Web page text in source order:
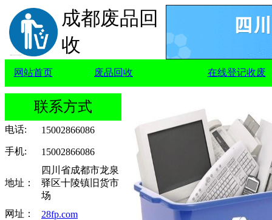
成都废品回
收
网站首页 废品回收 在线登记收废
联系方式
电话: 15002866086
手机: 15002866086
地址：
四川省成都市龙泉
驿区十陵镇旧货市
场
网址：
28fp.com